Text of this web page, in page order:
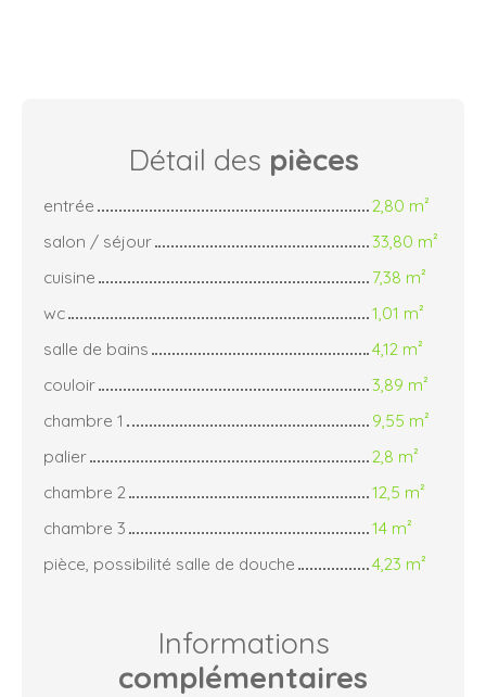
Détail des pièces
entrée
2,80 m²
salon / séjour
33,80 m²
cuisine
7,38 m²
wc
1,01 m²
salle de bains
4,12 m²
couloir
3,89 m²
chambre 1
9,55 m²
palier
2,8 m²
chambre 2
12,5 m²
chambre 3
14 m²
pièce, possibilité salle de douche
4,23 m²
Informations
complémentaires